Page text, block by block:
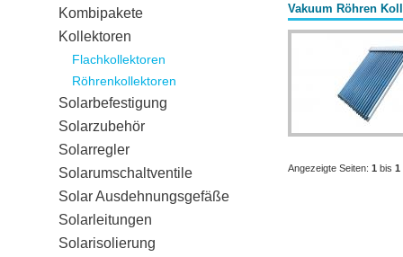
Vakuum Röhren
Angezeigte Seiten: 1 bis 1
Kombipakete
Kollektoren
Flachkollektoren
Röhrenkollektoren
Solarbefestigung
Solarzubehör
Solarregler
Solarumschaltventile
Solar Ausdehnungsgefäße
Solarleitungen
Solarisolierung